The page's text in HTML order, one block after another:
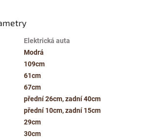
Elektrická auta
Modrá
109cm
61cm
67cm
přední 26cm, zadní 40cm
přední 10cm, zadní 15cm
29cm
30cm